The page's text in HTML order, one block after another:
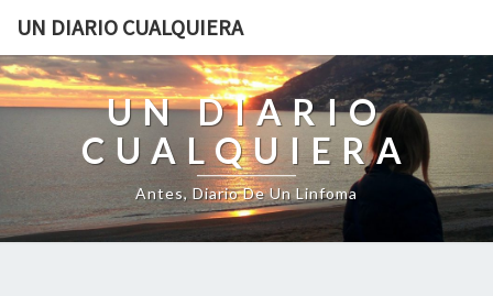
UN DIARIO CUALQUIERA
UN DIARIO
CUALQUIERA
Antes, Diario De Un Linfoma